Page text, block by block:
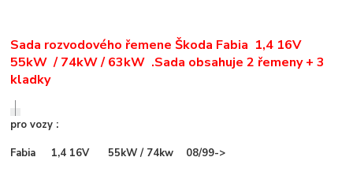
Sada rozvodového řemene Škoda Fabia 1,4 16V
55kW / 74kW / 63kW .Sada obsahuje 2 řemeny + 3
kladky
pro vozy :
Fabia 1,4 16V 55kW / 74kw 08/99->